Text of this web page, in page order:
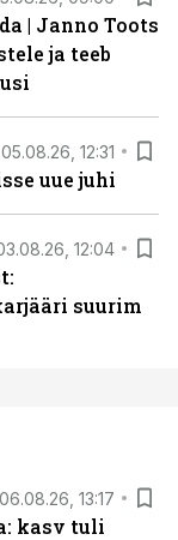
| Janno Toots
ja teeb
05.08.26, 12:31
uue juhi
12:04
suurim
06.08.26, 13:17
kasv tuli